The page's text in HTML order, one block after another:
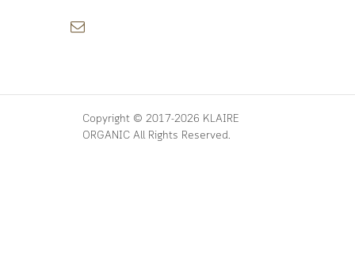
Copyright © 2017-2026 KLAIRE
ORGANIC All Rights Reserved.